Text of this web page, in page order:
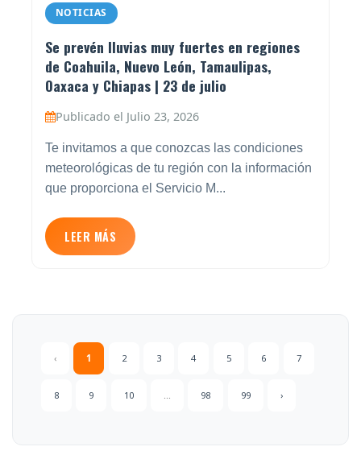
NOTICIAS
Se prevén lluvias muy fuertes en regiones
de Coahuila, Nuevo León, Tamaulipas,
Oaxaca y Chiapas | 23 de julio
Publicado el Julio 23, 2026
Te invitamos a que conozcas las condiciones
meteorológicas de tu región con la información
que proporciona el Servicio M...
LEER MÁS
‹ 1 2 3 4 5 6 7
8 9 10 98 99 ›